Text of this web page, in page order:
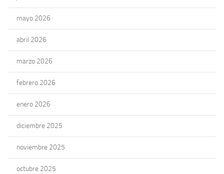
mayo 2026
abril 2026
marzo 2026
febrero 2026
enero 2026
diciembre 2025
noviembre 2025
octubre 2025